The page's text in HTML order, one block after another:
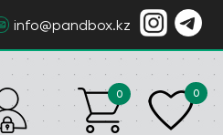
info@pandbox.kz
0 0